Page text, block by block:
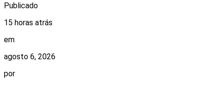
Publicado
15 horas atrás
em
agosto 6, 2026
por